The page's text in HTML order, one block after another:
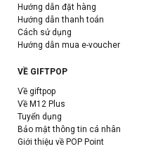
Hướng dẫn đặt hàng
Hướng dẫn thanh toán
Cách sử dụng
Hướng dẫn mua e-voucher
VỀ GIFTPOP
Về giftpop
Về M12 Plus
Tuyển dụng
Bảo mật thông tin cá nhân
Giới thiệu về POP Point